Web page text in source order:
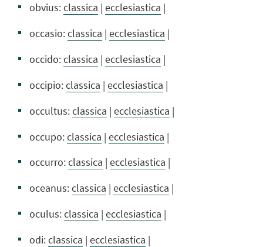
obvius:classica | ecclesiastica |
occasio:classica | ecclesiastica |
occido:classica | ecclesiastica |
occipio:classica | ecclesiastica |
occultus:classica | ecclesiastica |
occupo:classica | ecclesiastica |
occurro:classica | ecclesiastica |
oceanus:classica | ecclesiastica |
oculus:classica | ecclesiastica |
odi:classica | ecclesiastica |